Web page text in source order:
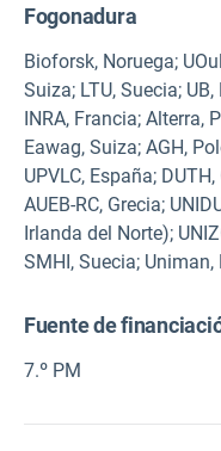
Fogonadura
Bioforsk, Noruega;
Suiza; LTU, Suecia;
INRA, Francia; Alterra,
Eawag, Suiza; AGH,
UPVLC, España;
AUEB-RC, Grecia;
Irlanda del Norte);
SMHI, Suecia; Uniman,
Fuente de
7.º PM